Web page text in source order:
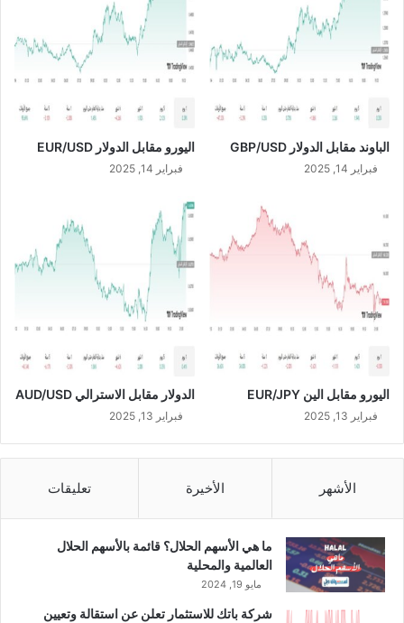
ي
ن
0
ل
س
س
و
S
D
/
الباوند مقابل الدولار GBP/USD
فبراير 14, 2025
اليورو مقابل الدولار EUR/USD
فبراير 14, 2025
اليورو مقابل الين EUR/JPY
فبراير 13, 2025
الدولار مقابل الاسترالي AUD/USD
فبراير 13, 2025
الأشهر الأخيرة تعليقات
ما هي الأسهم الحلال؟ قائمة بالأسهم الحلال
العالمية والمحلية
مايو 19, 2024
شركة باتك للاستثمار تعلن عن استقالة وتعيين